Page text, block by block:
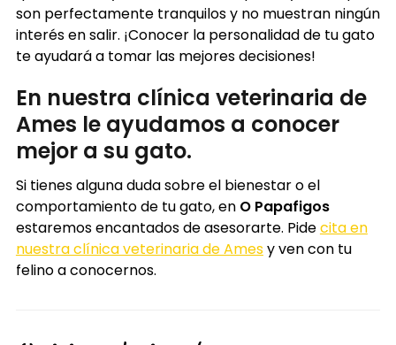
son perfectamente tranquilos y no muestran ningún
interés en salir. ¡Conocer la personalidad de tu gato
te ayudará a tomar las mejores decisiones!
En nuestra clínica veterinaria de
Ames le ayudamos a conocer
mejor a su gato.
Si tienes alguna duda sobre el bienestar o el
comportamiento de tu gato, en O Papafigos
estaremos encantados de asesorarte. Pidecita en
nuestra clínica veterinaria de Amesy ven con tu
felino a conocernos.